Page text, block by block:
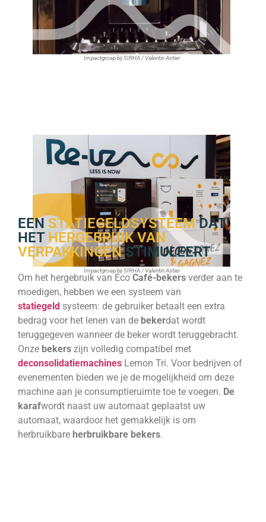
Impactgroep bij SIRHA / Valentin Astier
Impactgroep bij SIRHA / Valentin Astier
EEN STATIEGELDSYSTEEMDAT
HET HERGEBRUIK VAN
VERPAKKINGENSTIMULEERT
Om het hergebruik van Eco Café-bekers verder aan te
moedigen, hebben we een systeem van
statiegeld systeem: de gebruiker betaalt een extra
bedrag voor het lenen van de bekerdat wordt
teruggegeven wanneer de beker wordt teruggebracht.
Onze bekers zijn volledig compatibel met
deconsolidatiemachines Lemon Tri. Voor bedrijven of
evenementen bieden we je de mogelijkheid om deze
machine aan je consumptieruimte toe te voegen. De
karafwordt naast uw automaat geplaatst uw
automaat, waardoor het gemakkelijk is om
herbruikbare herbruikbare bekers.